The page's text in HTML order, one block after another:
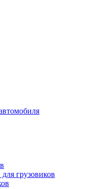
грузовиков